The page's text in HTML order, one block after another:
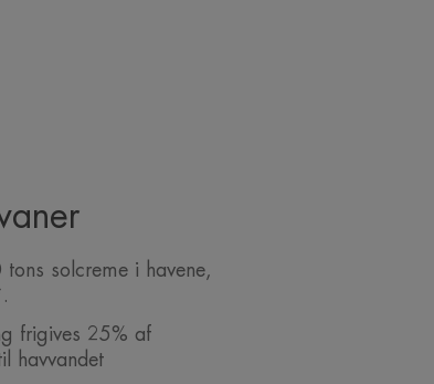
solcreme i havene,
frigives 25% af
havvandet